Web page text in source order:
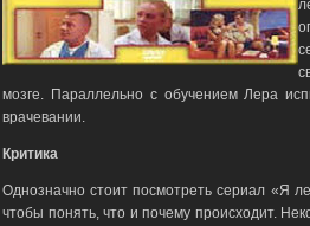
мозге. Параллельно с обучением Лера
врачевании.
Критика
Однозначно стоит посмотреть сериал «Я
чтобы понять, что и почему происходит.